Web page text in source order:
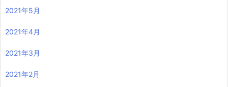
2021年5月
2021年4月
2021年3月
2021年2月